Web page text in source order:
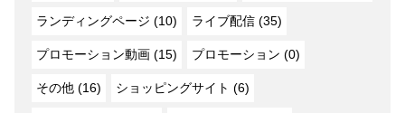
ランディングページ (10) ライブ配信 (35)
プロモーション動画 (15) プロモーション (0)
その他 (16) ショッピングサイト (6)